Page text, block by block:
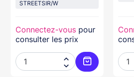
au panier
STREETSIR/W
Connectez-vous pour
consulter les prix


Ajouter au